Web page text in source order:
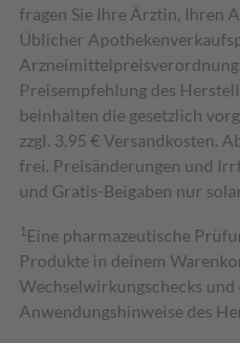
fragen Sie Ihre Ärztin, Ihren
Üblicher
Preisempfehlung des
beinhalten die gesetzlich
zzgl. 3,95 € Versandkosten.
frei. Preisänderungen und
und Gratis-Beigaben nur
1 Eine pharmazeutische
Produkte in deinem
Wechselwirkungschecks
Anwendungshinweise des